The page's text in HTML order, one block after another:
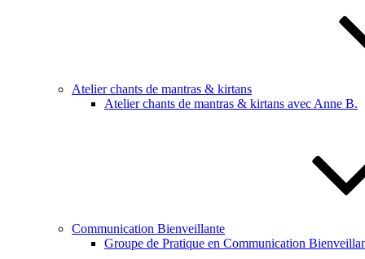
Atelier chants de mantras & kirtans
Atelier chants de mantras & kirtans avec Anne B.
Communication Bienveillante
Groupe de Pratique en Communication